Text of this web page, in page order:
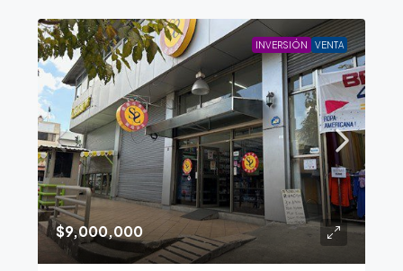
INVERSIÓN VENTA
$9,000,000